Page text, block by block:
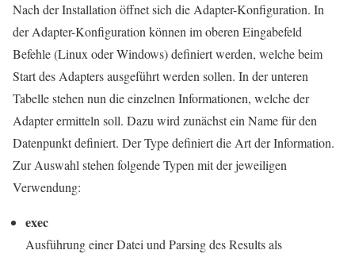
Nach der Installation öffnet sich die Adapter-Konfiguration. In
der Adapter-Konfiguration können im oberen Eingabefeld
Befehle (Linux oder Windows) definiert werden, welche beim
Start des Adapters ausgeführt werden sollen. In der unteren
Tabelle stehen nun die einzelnen Informationen, welche der
Adapter ermitteln soll. Dazu wird zunächst ein Name für den
Datenpunkt definiert. Der Type definiert die Art der Information.
Zur Auswahl stehen folgende Typen mit der jeweiligen
Verwendung:
exec
Ausführung einer Datei und Parsing des Results als